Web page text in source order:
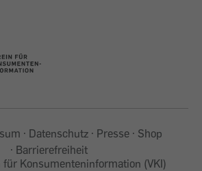
Datenschutz Presse
Shop
Barrierefreiheit
für Konsumenteninformation (VKI)